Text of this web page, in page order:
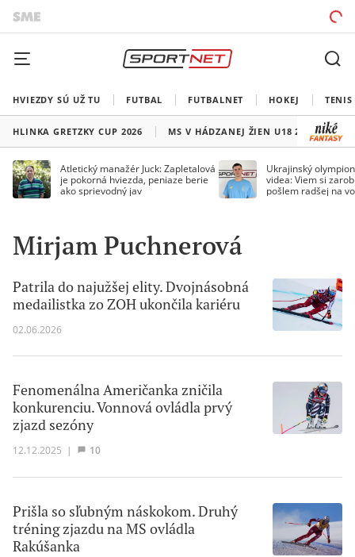
HVIEZDY SÚ UŽ TU FUTBAL FUTBALNET HOKEJ TENIS
HLINKA GRETZKY CUP 2026 MS V HÁDZANEJ ŽIEN U18 2026
Atletický manažér Juck: Zapletalová
je pokorná hviezda, peniaze berie
ako sprievodný jav
Ukrajinský
videa: Viem si
pošlem radšej na
Mirjam Puchnerová
Patrila do najužšej elity. Dvojnásobná
medailistka zo ZOH ukončila kariéru
02.06.2026
Fenomenálna Američanka zničila
konkurenciu. Vonnová ovládla prvý
zjazd sezóny
12.12.2025 | 10
Prišla so sľubným náskokom. Druhý
tréning zjazdu na MS ovládla
Rakúšanka